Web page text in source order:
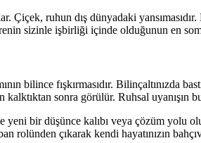
ruhun dış dünyadaki
sizinle işbirliği içinde olduğunun en
bilince fışkırmasıdır. Bilinçaltınızda
sonra görülür. Ruhsal uyanışın
bir düşünce kalıbı veya çözüm yolu
rolünden çıkarak kendi hayatınızın